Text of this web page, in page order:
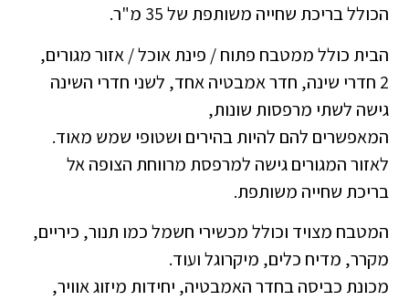
הכולל בריכת שחייה משותפת של 35 מ"ר.
הבית כולל ממטבח פתוח / פינת אוכל / אזור מגורים,
2 חדרי שינה, חדר אמבטיה אחד, לשני חדרי השינה
גישה לשתי מרפסות שונות,
המאפשרים להם להיות בהירים ושטופי שמש מאוד.
לאזור המגורים גישה למרפסת מרווחת הצופה אל
בריכת שחייה משותפת.
המטבח מצויד וכולל מכשירי חשמל כמו תנור, כיריים,
מקרר, מדיח כלים, מיקרוגל ועוד.
מכונת כביסה בחדר האמבטיה, יחידות מיזוג אוויר,